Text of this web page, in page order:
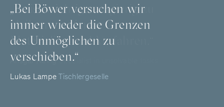
„Bei Böwer versuchen wir
immer wieder die Grenzen
des Unmöglichen zu
verschieben.“
Lukas Lampe Tischlergeselle
„Es ist wichtig, neugierig zu
bleiben – auf neue
Materialien und Verfahren.“
Ansgar AbingSpecialist in unsolvable tasks